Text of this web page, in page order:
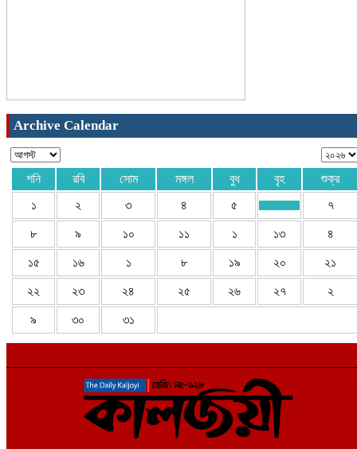
Archive Calendar
শনি রবি সোম মঙ্গল বুধ বৃহ
শুক্র
১
২ ৩ ৪ ৫ ৭
৮ ৯ ১০ ১১ ১ ১৩ ৪
১৫ ১৬ ১ ৮ ১৯ ২০ ২১
২২ ২৩ ২৪ ২৫ ২৬ ২৭ ২
৯ ৩০ ৩১